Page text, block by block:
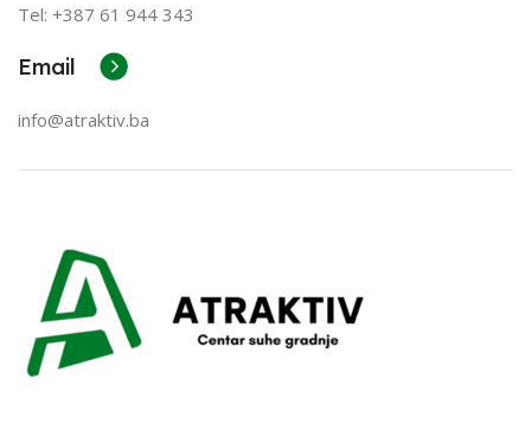
Tel: +387 61 944 343
Email
info@atraktiv.ba